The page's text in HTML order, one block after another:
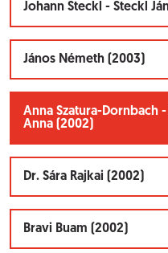
Johann Steckl - Steckl
János Németh (2003)
Anna Szatura-Dornbach
Anna (2002)
Dr. Sára Rajkai (2002)
Bravi Buam (2002)